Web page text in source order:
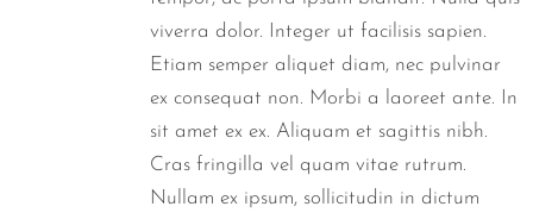
viverra dolor. Integer ut facilisis sapien.
Etiam semper aliquet diam, nec pulvinar
ex consequat non. Morbi a laoreet ante. In
sit amet ex ex. Aliquam et sagittis nibh.
Cras fringilla vel quam vitae rutrum.
Nullam ex ipsum, sollicitudin in dictum